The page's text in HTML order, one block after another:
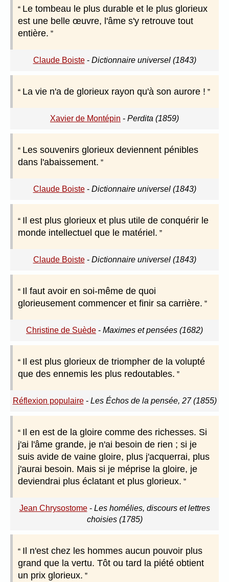
Le tombeau le plus durable et le plus glorieux
est une belle œuvre, l'âme s'y retrouve tout
entière.
Claude Boiste- Dictionnaire universel (1843)
La vie n'a de glorieux rayon qu'à son aurore !
Xavier de Montépin - Perdita (1859)
Les souvenirs glorieux deviennent pénibles
dans l'abaissement.
Claude Boiste- Dictionnaire universel (1843)
Il est plus glorieux et plus utile de conquérir le
monde intellectuel que le matériel.
Claude Boiste- Dictionnaire universel (1843)
Il faut avoir en soi-même de quoi
glorieusement commencer et finir sa carrière.
Christine de Suède - Maximes et pensées (1682)
Il est plus glorieux de triompher de la volupté
que des ennemis les plus redoutables.
Réflexion populaire- Les Échos de la pensée, 27 (1855)
Il en est de la gloire comme des richesses. Si
j'ai l'âme grande, je n'ai besoin de rien ; si je
suis avide de vaine gloire, plus j'acquerrai, plus
j'aurai besoin. Mais si je méprise la gloire, je
deviendrai plus éclatant et plus glorieux.
Jean Chrysostome- Les homélies, discours et lettres
choisies (1785)
Il n'est chez les hommes aucun pouvoir plus
grand que la vertu. Tôt ou tard la piété obtient
un prix glorieux.